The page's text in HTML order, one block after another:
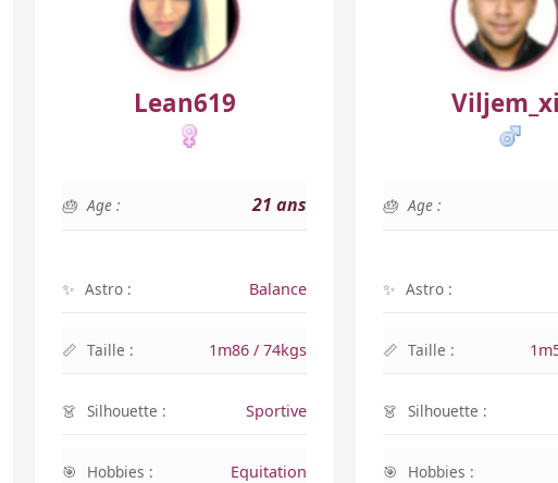
Lean619
Age : 21 ans
Astro : Balance
Taille : 1m86 / 74kgs
Silhouette : Sportive
Hobbies : Equitation
Viljem_xi
Age :
Astro :
Taille :
Silhouette :
Hobbies :